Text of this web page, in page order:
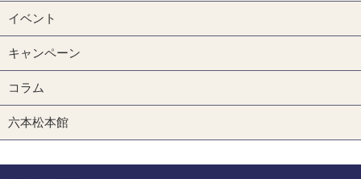
イベント
キャンペーン
コラム
六本松本館